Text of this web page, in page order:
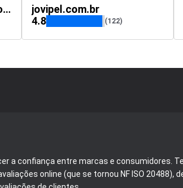
www.lojacirurgicaflorianopolis.com.br
jovipel.com.br
4.8
(122)
a confiança entre marcas e consumidores.
online (que se tornou NF ISO 20488),